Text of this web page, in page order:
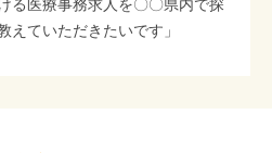
る医療事務求人を〇〇県内で探
えていただきたいです」